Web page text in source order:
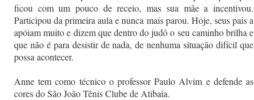
ficou com um pouco de receio, mas sua mãe a incentivou.
Participou da primeira aula e nunca mais parou. Hoje, seus pais a
apóiam muito e dizem que dentro do judô o seu caminho brilha e
que não é para desistir de nada, de nenhuma situação difícil que
possa acontecer.
Anne tem como técnico o professor Paulo Alvim e defende as
cores do São João Tênis Clube de Atibaia.